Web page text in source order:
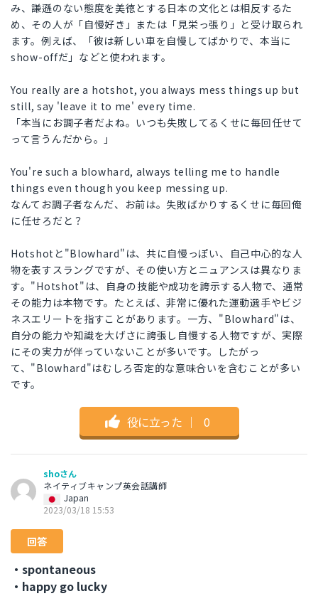
み、謙遜のない態度を美徳とする日本の文化とは相反するた
め、その人が「自慢好き」または「見栄っ張り」と受け取られ
ます。例えば、「彼は新しい車を自慢してばかりで、本当に
show-offだ」などと使われます。
You really are a hotshot, you always mess things up but
still, say 'leave it to me' every time.
「本当にお調子者だよね。いつも失敗してるくせに毎回任せて
って言うんだから。」
You're such a blowhard, always telling me to handle
things even though you keep messing up.
なんてお調子者なんだ、お前は。失敗ばかりするくせに毎回俺
に任せろだと？
Hotshotと"Blowhard"は、共に自慢っぽい、自己中心的な人
物を表すスラングですが、その使い方とニュアンスは異なりま
す。"Hotshot"は、自身の技能や成功を誇示する人物で、通常
その能力は本物です。たとえば、非常に優れた運動選手やビジ
ネスエリートを指すことがあります。一方、"Blowhard"は、
自分の能力や知識を大げさに誇張し自慢する人物ですが、実際
にその実力が伴っていないことが多いです。したがっ
て、"Blowhard"はむしろ否定的な意味合いを含むことが多い
です。
役に立った ｜ 0
shoさん
ネイティブキャンプ英会話講師
Japan
2023/03/18 15:53
回答
・spontaneous
・happy go lucky